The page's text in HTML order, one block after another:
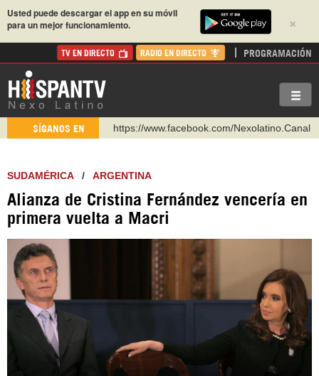
×
Usted puede descargar el app en su móvil
para un mejor funcionamiento.
TV EN DIRECTO RADIO EN DIRECTO PROGRAMACIÓN
SÍGANOS EN
https://www.youtube.com/@nexo_latino
https://t.me/hispantvcanal
https://urmedium.com/c/hispantv
WhatsApp y Viber: +98 921 79 29 404
https://www.facebook.com/Nexolatino.Canal
SUDAMÉRICA/ ARGENTINA
Alianza de Cristina Fernández vencería en
primera vuelta a Macri